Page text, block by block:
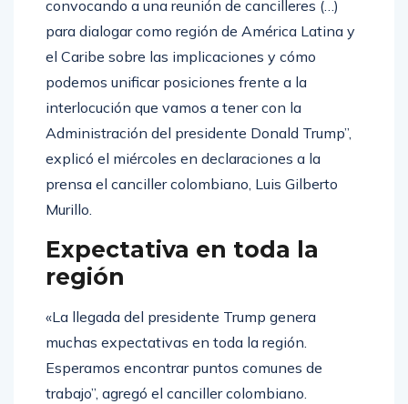
convocando a una reunión de cancilleres (…)
para dialogar como región de América Latina y
el Caribe sobre las implicaciones y cómo
podemos unificar posiciones frente a la
interlocución que vamos a tener con la
Administración del presidente Donald Trump”,
explicó el miércoles en declaraciones a la
prensa el canciller colombiano, Luis Gilberto
Murillo.
Expectativa en toda la
región
«La llegada del presidente Trump genera
muchas expectativas en toda la región.
Esperamos encontrar puntos comunes de
trabajo”, agregó el canciller colombiano.